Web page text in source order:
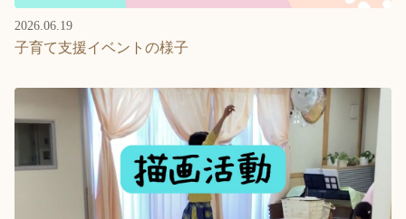
2026.06.19
子育て支援イベントの様子